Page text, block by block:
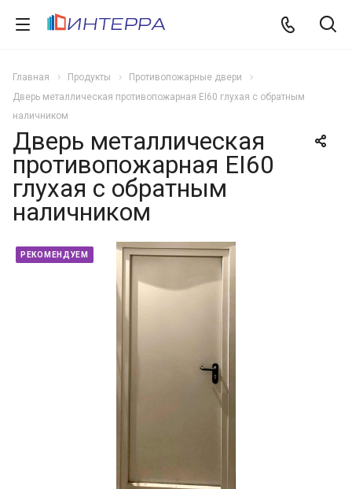
Главная Продукты
Противопожарные двери
Дверь металлическая противопожарная EI60 глухая с обратным
наличником
Дверь металлическая
противопожарная EI60
глухая с обратным
наличником
РЕКОМЕНДУЕМ